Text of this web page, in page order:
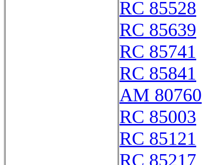
RC 85528
RC 85639
RC 85741
RC 85841
AM 80760
RC 85003
RC 85121
RC 85217